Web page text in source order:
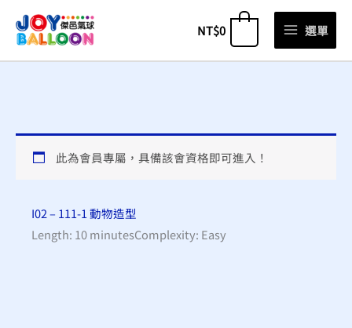
NT$0 選單
此為會員專屬，具備該會資格即可進入！
I02 – 111-1 動物造型
Length: 10 minutesComplexity: Easy